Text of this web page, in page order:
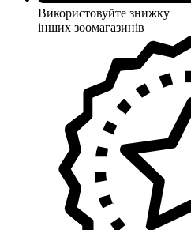
Використовуйте знижку
інших зоомагазинів